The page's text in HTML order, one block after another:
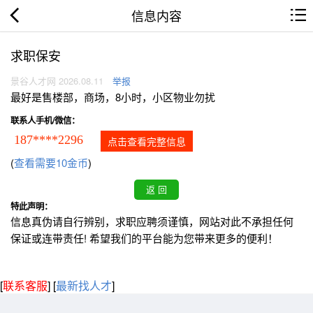
信息内容
求职保安
景谷人才网 2026.08.11 举报
最好是售楼部，商场，8小时，小区物业勿扰
联系人手机/微信：
187****2296 点击查看完整信息
(查看需要10金币)
特此声明：
信息真伪请自行辨别，求职应聘须谨慎，网站对此不承担任何
保证或连带责任! 希望我们的平台能为您带来更多的便利！
[联系客服] [最新找人才]